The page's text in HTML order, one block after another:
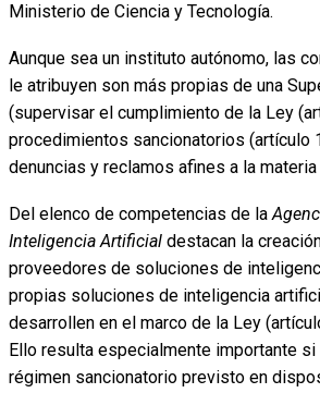
Ministerio de Ciencia y Tecnología.
Aunque sea un instituto autónomo, las
le atribuyen son más propias de una
(supervisar el cumplimiento de la Ley
procedimientos sancionatorios (artículo
denuncias y reclamos afines a la
Del elenco de competencias de la
Inteligencia Artificial destacan la
proveedores de soluciones de
propias soluciones de inteligencia
desarrollen en el marco de la Ley
Ello resulta especialmente importante si
régimen sancionatorio previsto en